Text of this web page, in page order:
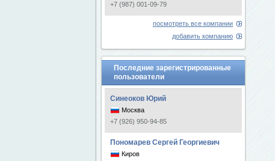
+7 (987) 001-09-79
посмотреть все компании
добавить компанию
Последние зарегистрированные
пользователи
Синеоков Юрий
Москва
+7 (926) 950-94-85
Пономарев Сергей Георгиевич
Киров